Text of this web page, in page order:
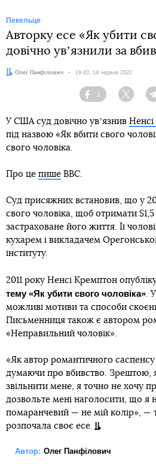
Пекельце
Авторку есе «Як убити
довічно увʼязнили за
Автор:
Олег Панфілович Дата:
19:43, 14 червня 2022
Facebook
1
Twitter
У США суд довічно увʼязнив
під назвою «Як вбити свого
свого чоловіка.
Про це пише BBC.
Суд присяжних встановив, що у
свого чоловіка, щоб отримати
застраховане його життя. Її
кухарем і викладачем
інституту.
2011 року Ненсі Кремптон
тему «Як убити свого чоловіка».
можливі мотиви та способи
Письменниця також є автором
«Неправильний чоловік».
«Як автор романтичного
думаючи про вбивство. Зрештою,
звільнити мене, я точно не хочу
дозвольте мені наголосити, що я
помаранчевий — не мій колір», —
розпочала своє есе.
Автор: Олег Панфілович